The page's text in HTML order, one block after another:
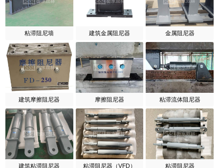
粘滞阻尼墙 建筑金属阻尼器 金属阻尼器
建筑摩擦阻尼器 摩擦阻尼器 粘滞流体阻尼器
建筑粘滞阻尼器 粘滞阻尼器（VFD） 粘滞阻尼器